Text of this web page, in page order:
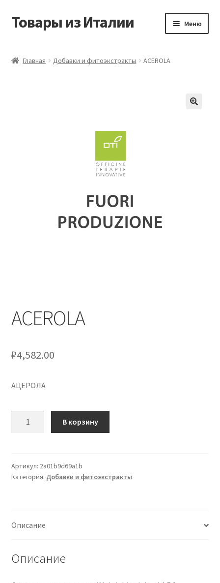
Перейти
Перейти
Товары из Италии Меню
Оформление заказа
Главная Добавки и фитоэкстракты ACEROLA
ACEROLA
₽4,582.00
АЦЕРОЛА
В корзину
Артикул: 2a01b9d69a1b
Категория: Добавки и фитоэкстракты
Описание
Описание